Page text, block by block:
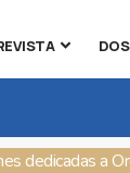
dedicadas a